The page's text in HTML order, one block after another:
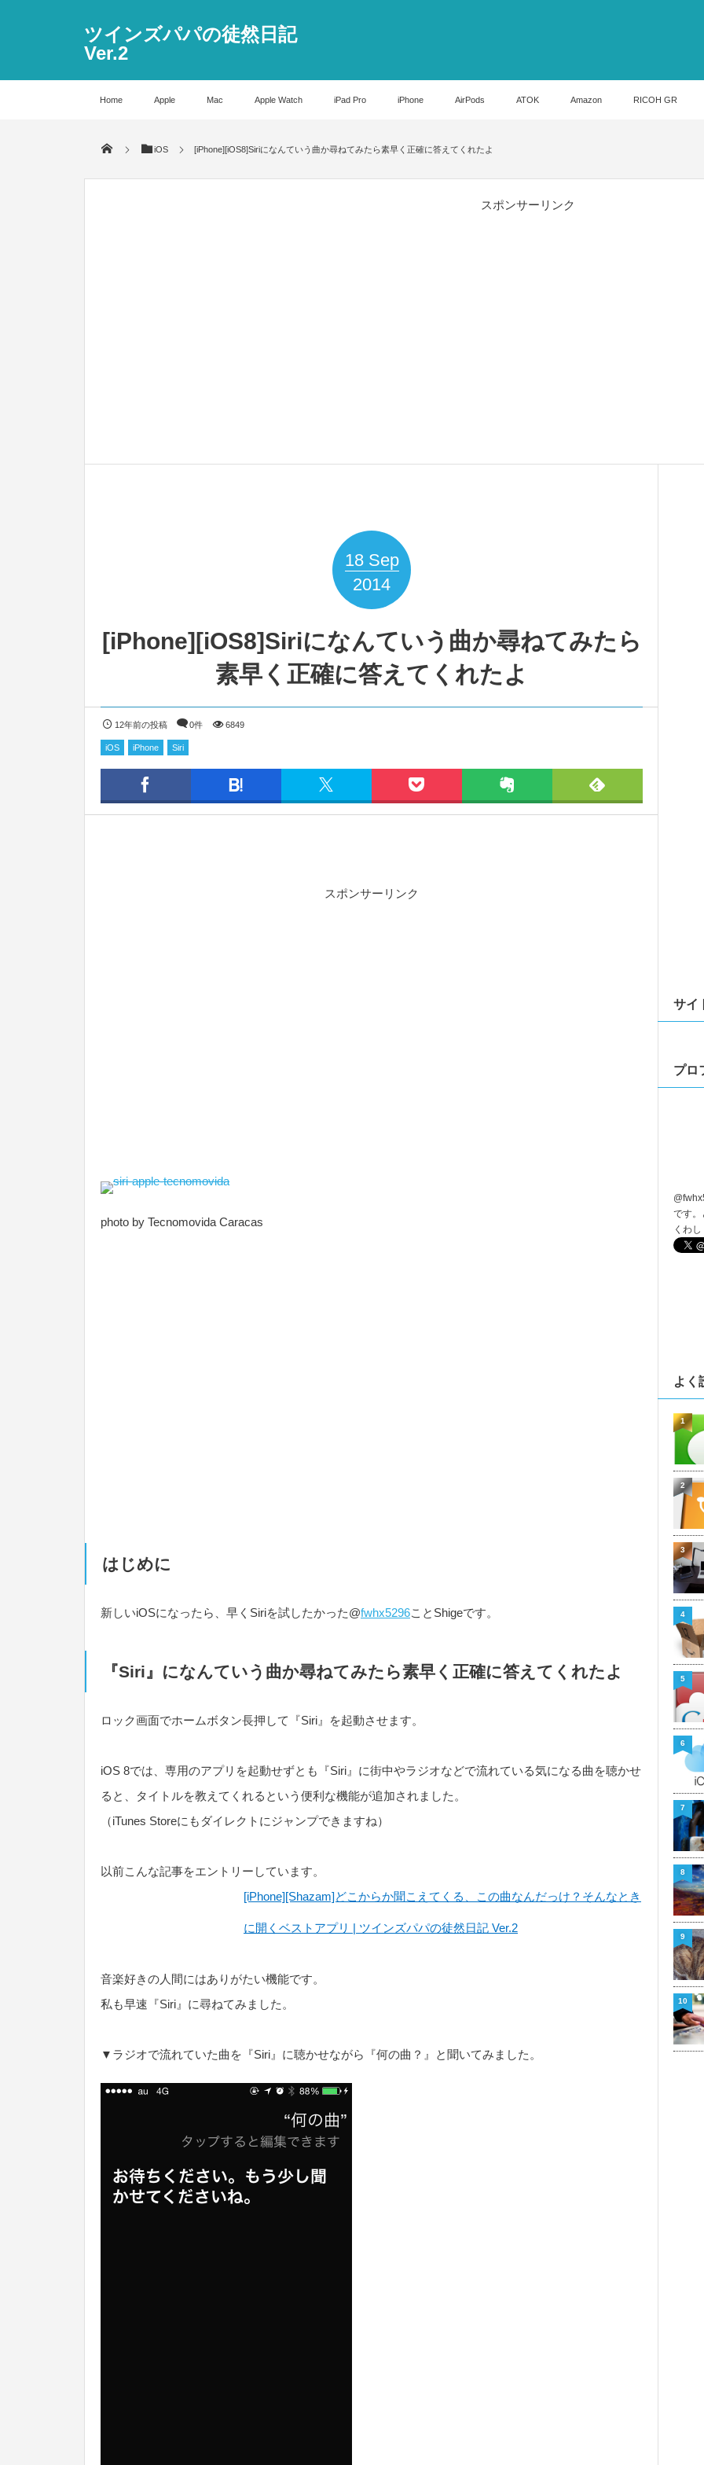
ツインズパパの徒然日記
Ver.2
Home Apple Mac Apple Watch iPad Pro iPhone AirPods ATOK Amazon RICOH GR
iOS [iPhone][iOS8]Siriになんていう曲か尋ねてみたら素早く正確に答えてくれたよ
スポンサーリンク
18 Sep
2014
[iPhone][iOS8]Siriになんていう曲か尋ねてみたら
素早く正確に答えてくれたよ
12年前の投稿 0件 6849
iOS iPhone Siri
スポンサーリンク
photo by Tecnomovida Caracas
はじめに
新しいiOSになったら、早くSiriを試したかった@fwhx5296ことShigeです。
『Siri』になんていう曲か尋ねてみたら素早く正確に答えてくれたよ
ロック画面でホームボタン長押して『Siri』を起動させます。
iOS 8では、専用のアプリを起動せずとも『Siri』に街中やラジオなどで流れている気になる曲を聴かせ
ると、タイトルを教えてくれるという便利な機能が追加されました。
（iTunes Storeにもダイレクトにジャンプできますね）
以前こんな記事をエントリーしています。
[iPhone][Shazam]どこからか聞こえてくる、この曲なんだっけ？そんなとき
に開くベストアプリ | ツインズパパの徒然日記 Ver.2
音楽好きの人間にはありがたい機能です。
私も早速『Siri』に尋ねてみました。
▼ラジオで流れていた曲を『Siri』に聴かせながら『何の曲？』と聞いてみました。
サイ
プロ
@
です。
くわ
よく
1
2
3
4
5
6
7
8
9
10